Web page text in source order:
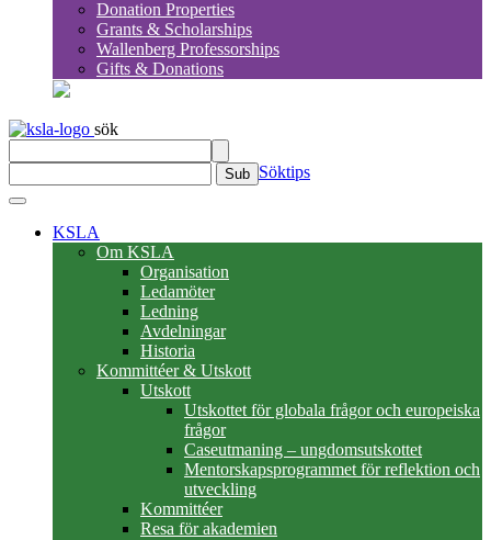
Donation Properties
Grants & Scholarships
Wallenberg Professorships
Gifts & Donations
sök
Sub Söktips
KSLA
Om KSLA
Organisation
Ledamöter
Ledning
Avdelningar
Historia
Kommittéer & Utskott
Utskott
Utskottet för globala frågor och europeiska
frågor
Caseutmaning – ungdomsutskottet
Mentorskapsprogrammet för reflektion och
utveckling
Kommittéer
Resa för akademien